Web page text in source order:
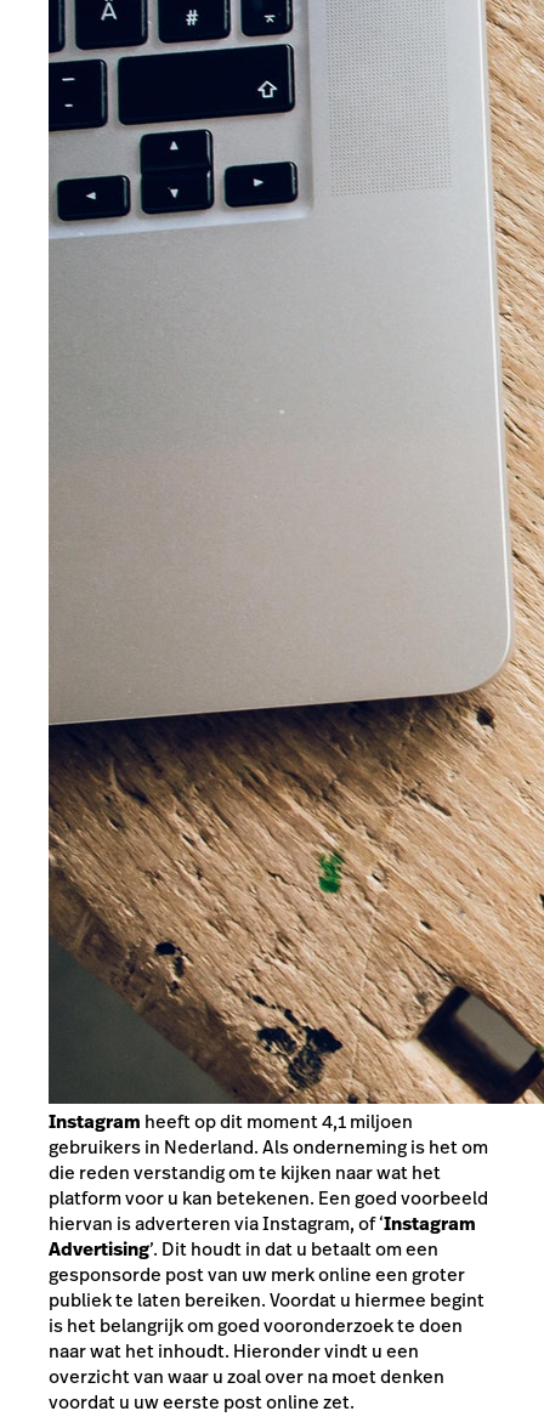
Instagram heeft op dit moment 4,1 miljoen
gebruikers in Nederland. Als onderneming is het om
die reden verstandig om te kijken naar wat het
platform voor u kan betekenen. Een goed voorbeeld
hiervan is adverteren via Instagram, of ‘Instagram
Advertising’. Dit houdt in dat u betaalt om een
gesponsorde post van uw merk online een groter
publiek te laten bereiken. Voordat u hiermee begint
is het belangrijk om goed vooronderzoek te doen
naar wat het inhoudt. Hieronder vindt u een
overzicht van waar u zoal over na moet denken
voordat u uw eerste post online zet.